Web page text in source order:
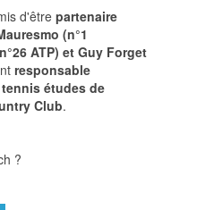
d'être partenaire
(n°1
ATP) et Guy Forget
responsable
études de
Club.
?